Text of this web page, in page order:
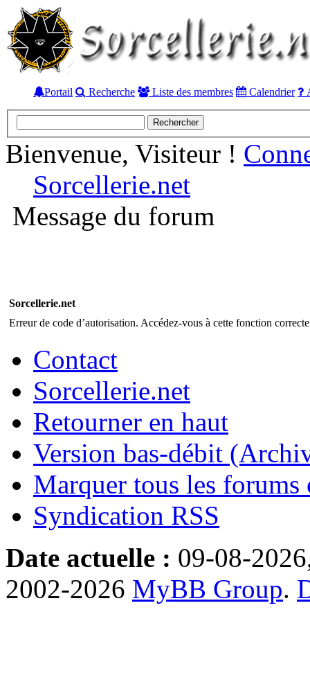
Portail Recherche Liste des membres Calendrier
Bienvenue, Visiteur !
Sorcellerie.net
Message du forum
Sorcellerie.net
Erreur de code d’autorisation. Accédez-vous à cette fonction
Contact
Sorcellerie.net
Retourner en haut
Version bas-débit
Marquer tous les forums
Syndication RSS
Date actuelle : 09-08-
2002-2026 MyBB Group.